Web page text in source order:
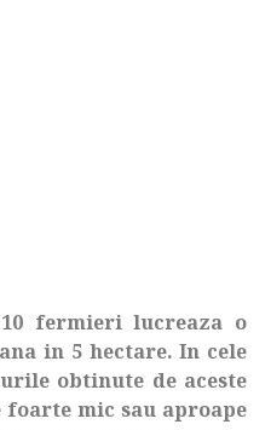
fermieri lucreaza o
in 5 hectare. In cele
obtinute de aceste
mic sau aproape